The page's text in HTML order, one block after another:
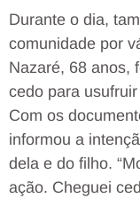
Durante o dia,
comunidade por
Nazaré, 68 anos,
cedo para
Com os
informou a
dela e do filho.
ação. Cheguei